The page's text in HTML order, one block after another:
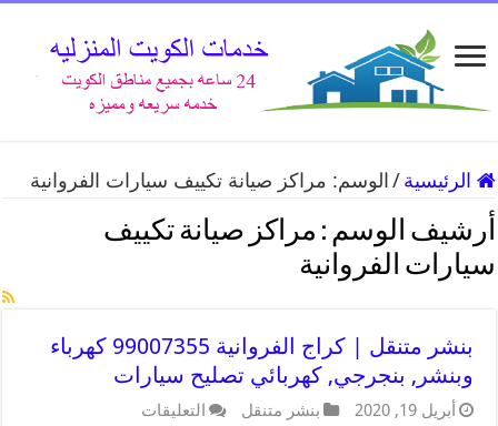
الرئيسية / الوسم: مراكز صيانة تكييف سيارات الفروانية
أرشيف الوسم : مراكز صيانة تكييف
سيارات الفروانية
بنشر متنقل | كراج الفروانية 99007355 كهرباء
وبنشر, بنجرجي, كهربائي تصليح سيارات
أبريل 19, 2020 بنشر متنقل التعليقات